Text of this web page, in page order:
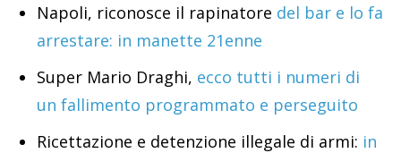
Napoli, riconosce il rapinatore del bar e lo fa
arrestare: in manette 21enne
Super Mario Draghi, ecco tutti i numeri di
un fallimento programmato e perseguito
Ricettazione e detenzione illegale di armi: in